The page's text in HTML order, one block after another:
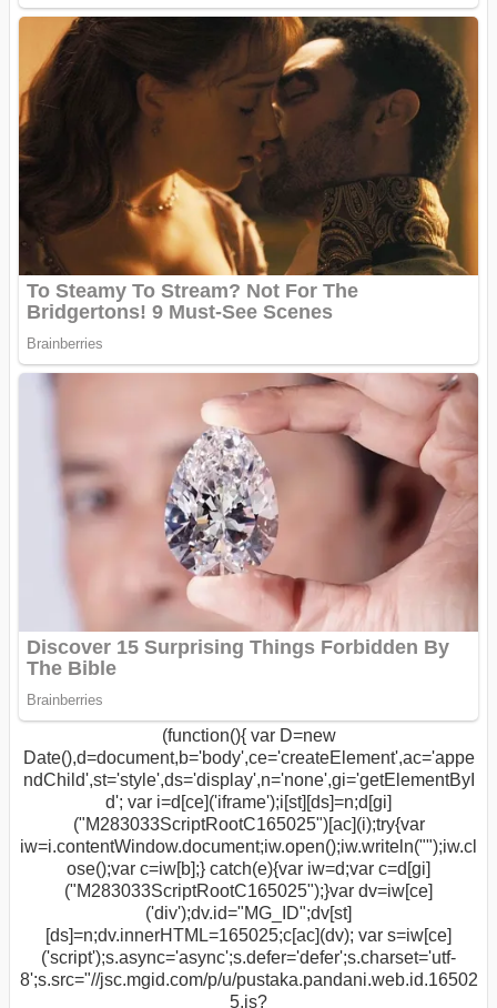
(function(){ var D=new
Date(),d=document,b='body',ce='createElement',ac='appe
ndChild',st='style',ds='display',n='none',gi='getElementByI
d'; var i=d[ce]('iframe');i[st][ds]=n;d[gi]
("M283033ScriptRootC165025")[ac](i);try{var
iw=i.contentWindow.document;iw.open();iw.writeln("");iw.cl
ose();var c=iw[b];} catch(e){var iw=d;var c=d[gi]
("M283033ScriptRootC165025");}var dv=iw[ce]
('div');dv.id="MG_ID";dv[st]
[ds]=n;dv.innerHTML=165025;c[ac](dv); var s=iw[ce]
('script');s.async='async';s.defer='defer';s.charset='utf-
8';s.src="//jsc.mgid.com/p/u/pustaka.pandani.web.id.16502
5.js?